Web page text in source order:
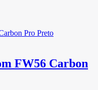
FW56 Carbon